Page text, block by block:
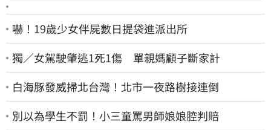
嚇！19歲少女伴屍數日提袋進派出所
獨／女駕駛肇逃1死1傷 單親媽顧子斷家計
白海豚發威掃北台灣！北市一夜路樹接連倒
別以為學生不罰！小三童罵男師娘娘腔判賠